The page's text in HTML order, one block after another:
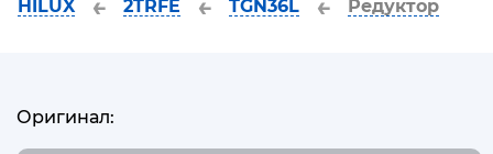
HILUX ← 2TRFE ← TGN36L ← Редуктор
Оригинал: